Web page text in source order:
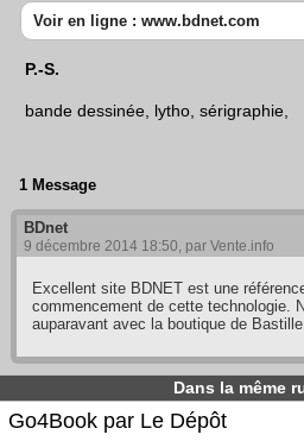
Voir en ligne : www.bdnet.com
P.-S.
bande dessinée, lytho, sérigraphie,
1 Message
BDnet
9 décembre 2014 18:50, parVente.info
Excellent site BDNET est une
commencement de cette technologie.
auparavant avec la boutique de
Dans la même
Go4Book par Le Dépôt